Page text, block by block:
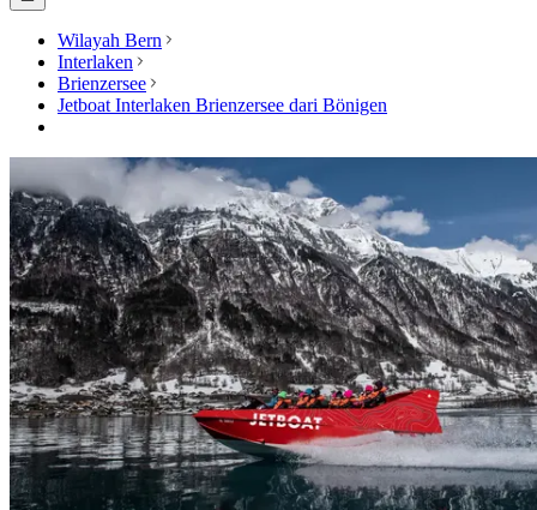
Wilayah Bern
Interlaken
Brienzersee
Jetboat Interlaken Brienzersee dari Bönigen